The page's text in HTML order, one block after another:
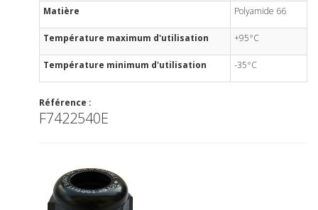
Matière Polyamide 66
Température maximum d'utilisation +95°C
Température minimum d'utilisation -35°C
Référence :
F7422540E